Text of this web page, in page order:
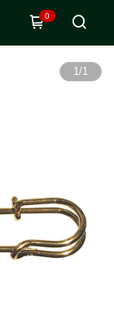
0
1/1